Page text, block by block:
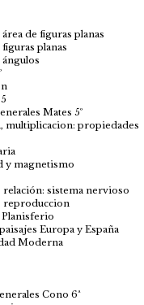
de figuras planas
planas
Mates 5º
multiplicacion: propiedades
y magnetismo
relación: sistema nervioso
reproduccion
Planisferio
Europa y España
Moderna
Cono 6ª